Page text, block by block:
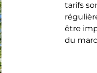
tarifs
être
du